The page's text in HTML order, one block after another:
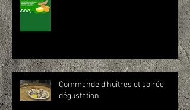
Commande d'huîtres et soirée
dégustation